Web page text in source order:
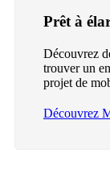
Prêt à
Découvrez
trouver un
projet de
Découvrez